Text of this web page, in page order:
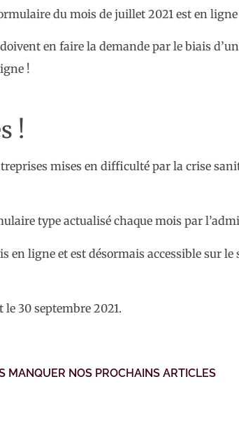
en faire la demande par le biais
!
!
mises en difficulté par la crise
type actualisé chaque mois par
en ligne et est désormais accessible sur
30 septembre 2021.
MANQUER NOS PROCHAINS ARTICLES